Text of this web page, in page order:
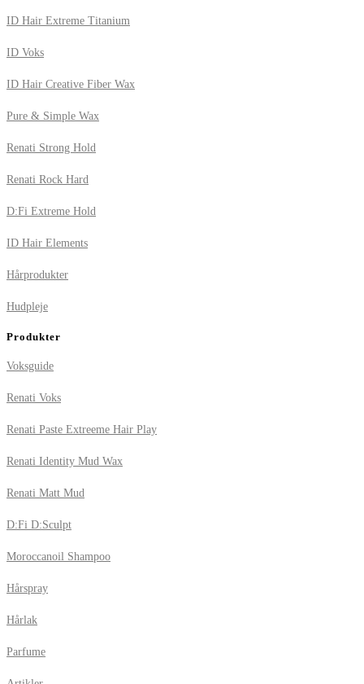
ID Hair Extreme Titanium
ID Voks
ID Hair Creative Fiber Wax
Pure & Simple Wax
Renati Strong Hold
Renati Rock Hard
D:Fi Extreme Hold
ID Hair Elements
Hårprodukter
Hudpleje
Produkter
Voksguide
Renati Voks
Renati Paste Extreeme Hair Play
Renati Identity Mud Wax
Renati Matt Mud
D:Fi D:Sculpt
Moroccanoil Shampoo
Hårspray
Hårlak
Parfume